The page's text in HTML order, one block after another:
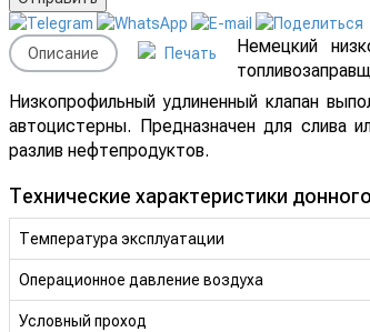
Описание Печать
Немецкий
Низкопрофильный удлиненный клапан
автоцистерны. Предназначен для слива
разлив нефтепродуктов.
Технические характеристики
Температура эксплуатации
Операционное давление воздуха
Условный проход